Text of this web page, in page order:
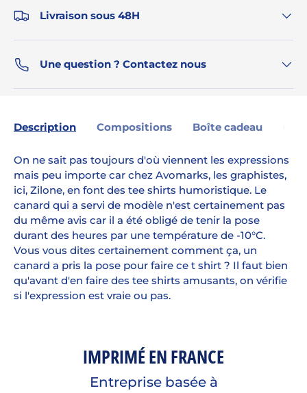
Livraison sous 48H
Une question ? Contactez nous
Description Compositions Boîte cadeau
On ne sait pas toujours d'où viennent les expressions
mais peu importe car chez Avomarks, les graphistes,
ici, Zilone, en font des tee shirts humoristique. Le
canard qui a servi de modèle n'est certainement pas
du même avis car il a été obligé de tenir la pose
durant des heures par une température de -10°C.
Vous vous dites certainement comment ça, un
canard a pris la pose pour faire ce t shirt ? Il faut bien
qu'avant d'en faire des tee shirts amusants, on vérifie
si l'expression est vraie ou pas.
IMPRIMÉ EN FRANCE
Entreprise basée à